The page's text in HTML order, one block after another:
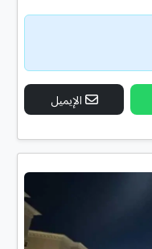
الإيميل